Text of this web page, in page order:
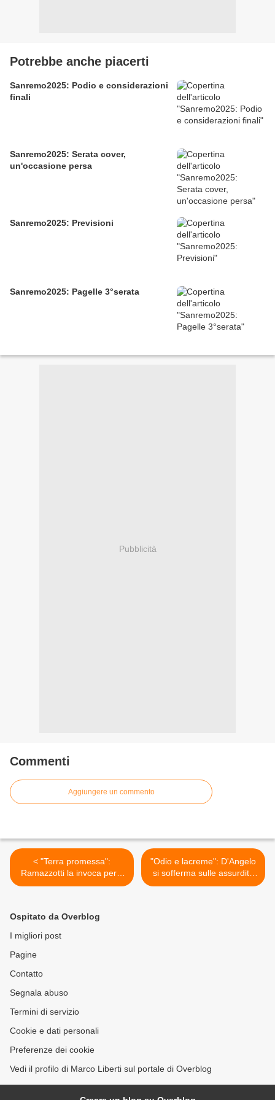
Potrebbe anche piacerti
Sanremo2025: Podio e considerazioni
finali
Sanremo2025: Serata cover,
un'occasione persa
Sanremo2025: Previsioni
Sanremo2025: Pagelle 3°serata
Pubblicità
Commenti
Aggiungere un commento
< "Terra promessa":
Ramazzotti la invoca per il
futuro dei giovani
"Odio e lacreme": D'Angelo
si sofferma sulle assurdità
delle guerre >
Ospitato da Overblog
I migliori post
Pagine
Contatto
Segnala abuso
Termini di servizio
Cookie e dati personali
Preferenze dei cookie
Vedi il profilo di Marco Liberti sul portale di Overblog